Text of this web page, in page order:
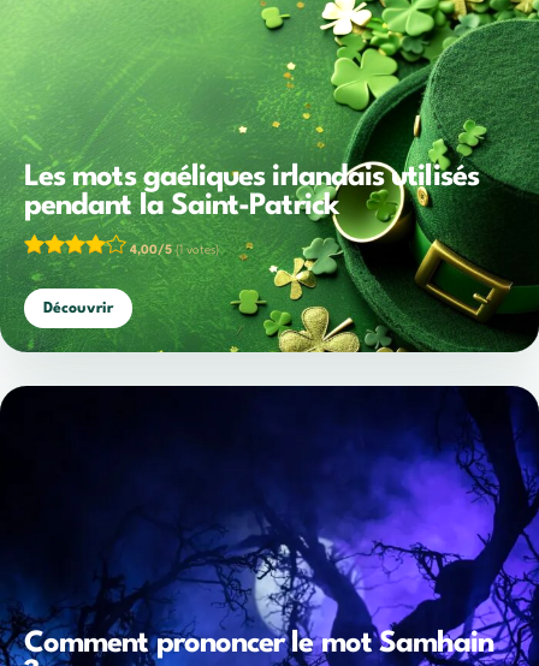
Les mots gaéliques irlandais utilisés
pendant la Saint-Patrick
4,00/5 (1 votes)
Découvrir
Comment prononcer le mot Samhain